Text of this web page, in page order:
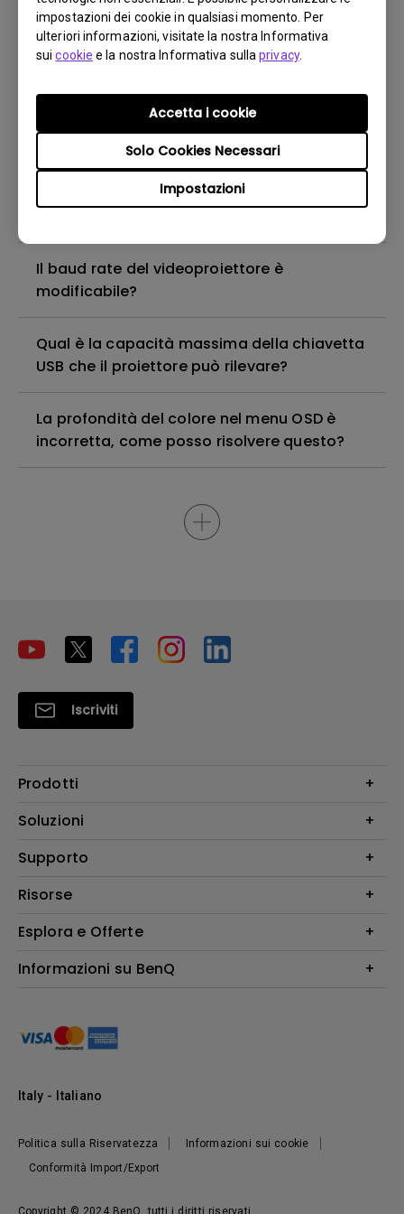
impostazioni dei cookie in qualsiasi momento. Per
ulteriori informazioni, visitate la nostra Informativa
suicookie e la nostra Informativa sullaprivacy.
Impostazioni
Solo Cookies Necessari
Accetta i cookie
per risolvere il problema?
diagonale. Come si può correggere questo
Si sente un rumore quando lo schermo
passa da bianco a nero e viceversa. Cosa
Il baud rate del videoproiettore è
modificabile?
Qual è la capacità massima della chiavetta
USB che il proiettore può rilevare?
La profondità del colore nel menu OSD è
incorretta, come posso risolvere questo?
Iscriviti
Prodotti
Videoproiettori
Illuminazione
Altoparlante
Soluzioni
Education/Formazione
Supporto
Contatti
FAQ BenQ Shop
Returns BenQ Shop
Risorse
Find Your Perfect Projector
Centro informazioni
Esplora e Offerte
Events, Promotions & Webinars
Informazioni su BenQ
Responsabilità sociale d'impresa
Notizie
Copyright © 2024 BenQ. tutti i diritti riservati.
Politica sulla Riservatezza
Informazioni sui cookie
Conformità Import/Export
Italy - Italiano